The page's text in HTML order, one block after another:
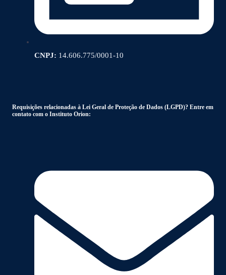
CNPJ: 14.606.775/0001-10
Requisições relacionadas à Lei Geral de Proteção de Dados (LGPD)? Entre em
contato com o Instituto Orion: